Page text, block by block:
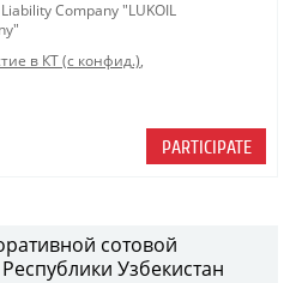
Company "LUKOIL
в КТ (с конфид.),
PARTICIPATE
сотовой
Узбекистан